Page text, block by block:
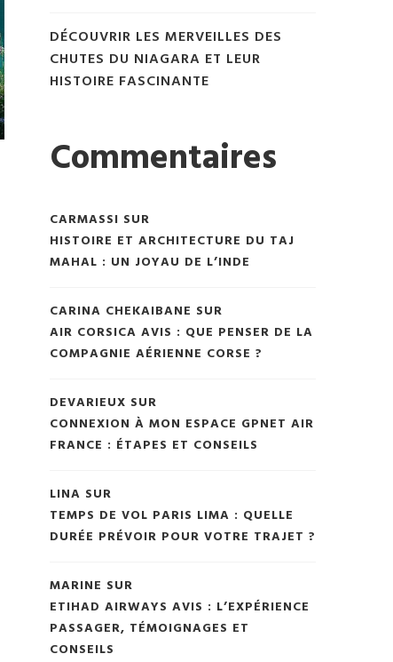
DÉCOUVRIR LES MERVEILLES DES
CHUTES DU NIAGARA ET LEUR
HISTOIRE FASCINANTE
Commentaires
CARMASSI SUR
HISTOIRE ET ARCHITECTURE DU TAJ
MAHAL : UN JOYAU DE L’INDE
CARINA CHEKAIBANE SUR
AIR CORSICA AVIS : QUE PENSER DE LA
COMPAGNIE AÉRIENNE CORSE ?
DEVARIEUX SUR
CONNEXION À MON ESPACE GPNET AIR
FRANCE : ÉTAPES ET CONSEILS
LINA SUR
TEMPS DE VOL PARIS LIMA : QUELLE
DURÉE PRÉVOIR POUR VOTRE TRAJET ?
MARINE SUR
ETIHAD AIRWAYS AVIS : L’EXPÉRIENCE
PASSAGER, TÉMOIGNAGES ET
CONSEILS